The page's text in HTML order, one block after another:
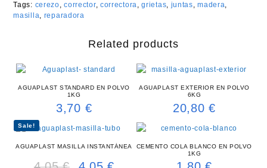
Tags: cerezo,corrector, correctora,grietas, juntas,madera,
masilla, reparadora
Related products
AGUAPLAST STANDARD EN POLVO
1KG
3,70 €
AGUAPLAST EXTERIOR EN POLVO
6KG
20,80€
Sale!
AGUAPLAST MASILLA INSTANTÁNEA
Original Current
CEMENTO COLA BLANCO EN POLVO
1KG